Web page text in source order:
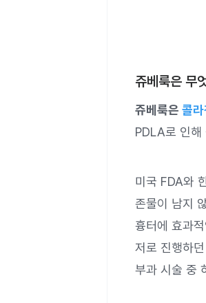
쥬베룩은 무
쥬베룩은 콜
PDLA로 인해
미국 FDA와
존물이 남지
흉터에 효과
저로 진행하
부과 시술 중